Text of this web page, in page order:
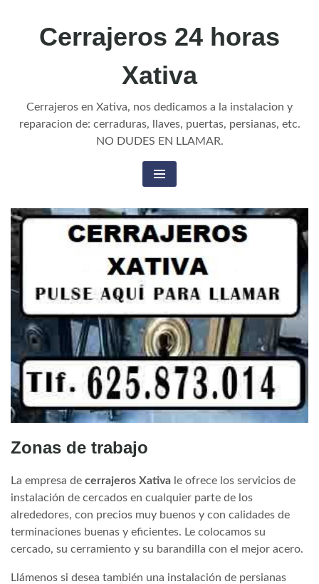
Cerrajeros 24 horas
Xativa
Cerrajeros en Xativa, nos dedicamos a la instalacion y
reparacion de: cerraduras, llaves, puertas, persianas, etc.
NO DUDES EN LLAMAR.
Zonas de trabajo
La empresa de cerrajeros Xativa le ofrece los servicios de
instalación de cercados en cualquier parte de los
alrededores, con precios muy buenos y con calidades de
terminaciones buenas y eficientes. Le colocamos su
cercado, su cerramiento y su barandilla con el mejor acero.
Llámenos si desea también una instalación de persianas